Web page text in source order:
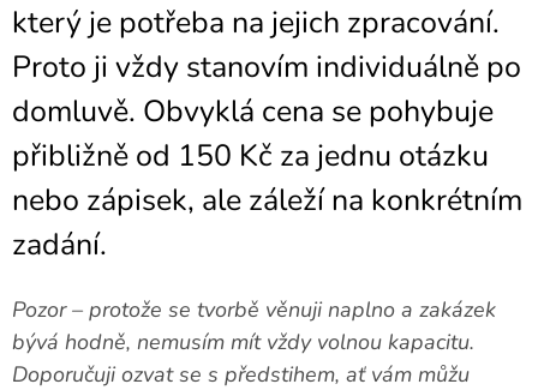
který je potřeba na jejich zpracování.
Proto ji vždy stanovím individuálně po
domluvě. Obvyklá cena se pohybuje
přibližně od 150 Kč za jednu otázku
nebo zápisek, ale záleží na konkrétním
zadání.
Pozor – protože se tvorbě věnuji naplno a zakázek
bývá hodně, nemusím mít vždy volnou kapacitu.
Doporučuji ozvat se s předstihem, ať vám můžu